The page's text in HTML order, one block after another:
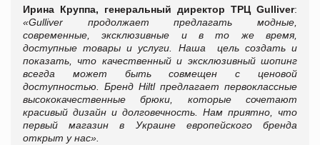
Ирина Круппа, генеральный директор ТРЦ Gulliver:
«Gulliver продолжает предлагать модные,
современные, эксклюзивные и в то же время,
доступные товары и услуги. Наша цель создать и
показать, что качественный и эксклюзивный шопинг
всегда может быть совмещен с ценовой
доступностью. Бренд Hiltl предлагает первоклассные
высококачественные брюки, которые сочетают
красивый дизайн и долговечность. Нам приятно, что
первый магазин в Украине европейского бренда
открыт у нас».